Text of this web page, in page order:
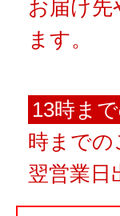
お届け
ます。
13時ま
時までの
翌営業日